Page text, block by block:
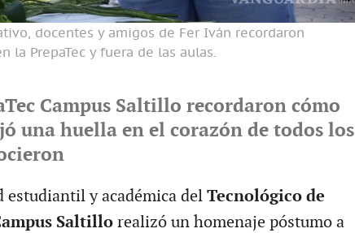
docentes y amigos de Fer Iván recordaron
la PrepaTec y fuera de las aulas.
Campus Saltillo recordaron cómo
una huella en el corazón de todos los
estudiantil y académica delTecnológico de
Saltillorealizó un homenaje póstumo a